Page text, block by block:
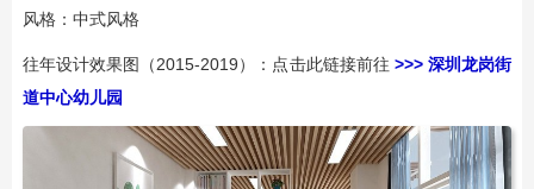
风格：中式风格
往年设计效果图（2015-2019）：点击此链接前往 >>> 深圳龙岗街
道中心幼儿园